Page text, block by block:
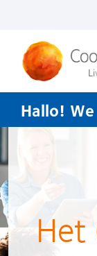
inhoud
Hallo!
Lenzen